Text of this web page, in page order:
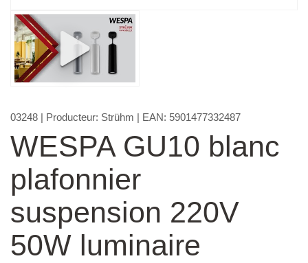
03248 | Producteur: Strühm | EAN: 5901477332487
WESPA GU10 blanc
plafonnier
suspension 220V
50W luminaire